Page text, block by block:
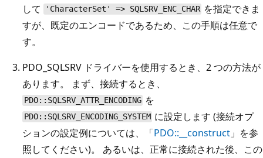
して
'CharacterSet' => SQLSRV_ENC_CHAR を指定できま
すが、既定のエンコードであるため、この手順は任意で
す。
PDO_SQLSRV ドライバーを使用するとき、2 つの方法が
あります。 まず、接続するとき、
PDO::SQLSRV_ATTR_ENCODING を
PDO::SQLSRV_ENCODING_SYSTEM に設定します (接続オプ
ションの設定例については、「PDO::__construct 」を参
照してください)。 あるいは、正常に接続された後、この